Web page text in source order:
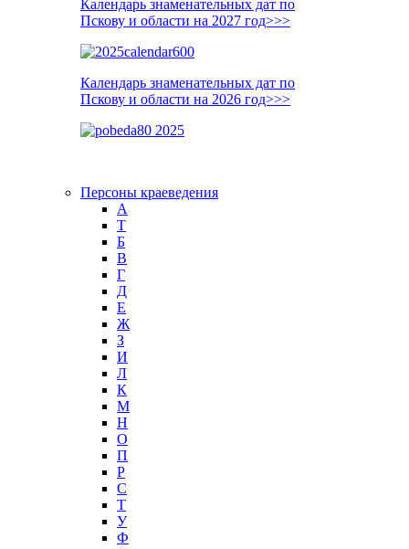
Календарь знаменательных дат по
Пскову и области на 2027 год>>>
Календарь знаменательных дат по
Пскову и области на 2026 год>>>
Персоны краеведения
А
T
Б
В
Г
Д
Е
Ж
З
И
Л
К
М
Н
О
П
Р
С
Т
У
Ф